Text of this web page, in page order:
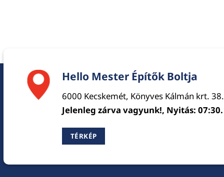
Hello Mester Építők Boltja
6000 Kecskemét, Könyves Kálmán krt. 38.
Jelenleg zárva vagyunk!, Nyitás: 07:30.
TÉRKÉP